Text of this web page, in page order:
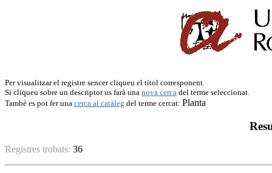
Per visualitzar el registre sencer cliqueu el títol corresponent.
Si cliqueu sobre un descriptor us farà una nova cerca del terme seleccionat.
També es pot fer una cerca al catàleg del terme cercat: Planta
Registres trobats: 36